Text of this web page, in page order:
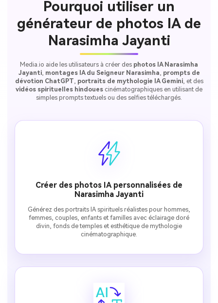
Pourquoi utiliser un
générateur de photos IA de
Narasimha Jayanti
Media.io aide les utilisateurs à créer des photos IA Narasimha
Jayanti, montages IA du Seigneur Narasimha prompts de
dévotion ChatGPT portraits de mythologie IA Gemini, et des
vidéos spirituelles hindoues cinématographiques en utilisant de
simples prompts textuels ou des selfies téléchargés.
Créer des photos IA personnalisées de
Narasimha Jayanti
Générez des portraits IA spirituels réalistes pour hommes,
femmes, couples, enfants et familles avec éclairage doré
divin, fonds de temples et esthétique de mythologie
cinématographique.